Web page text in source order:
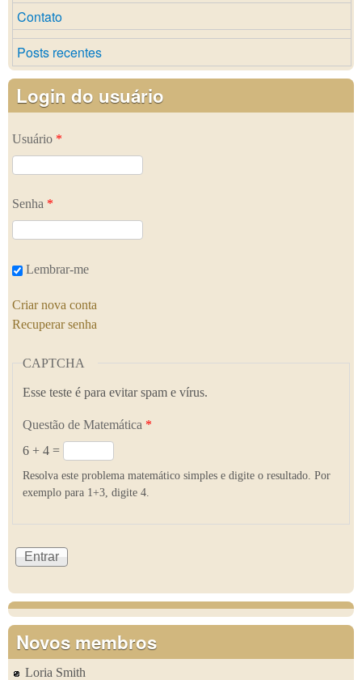
Contato
Posts recentes
Login do usuário
Usuário *
Senha *
Lembrar-me
Criar nova conta
Recuperar senha
CAPTCHA
Esse teste é para evitar spam e vírus.
Questão de Matemática *
6 + 4 =
Resolva este problema matemático simples e digite o resultado. Por
exemplo para 1+3, digite 4.
Novos membros
Loria Smith